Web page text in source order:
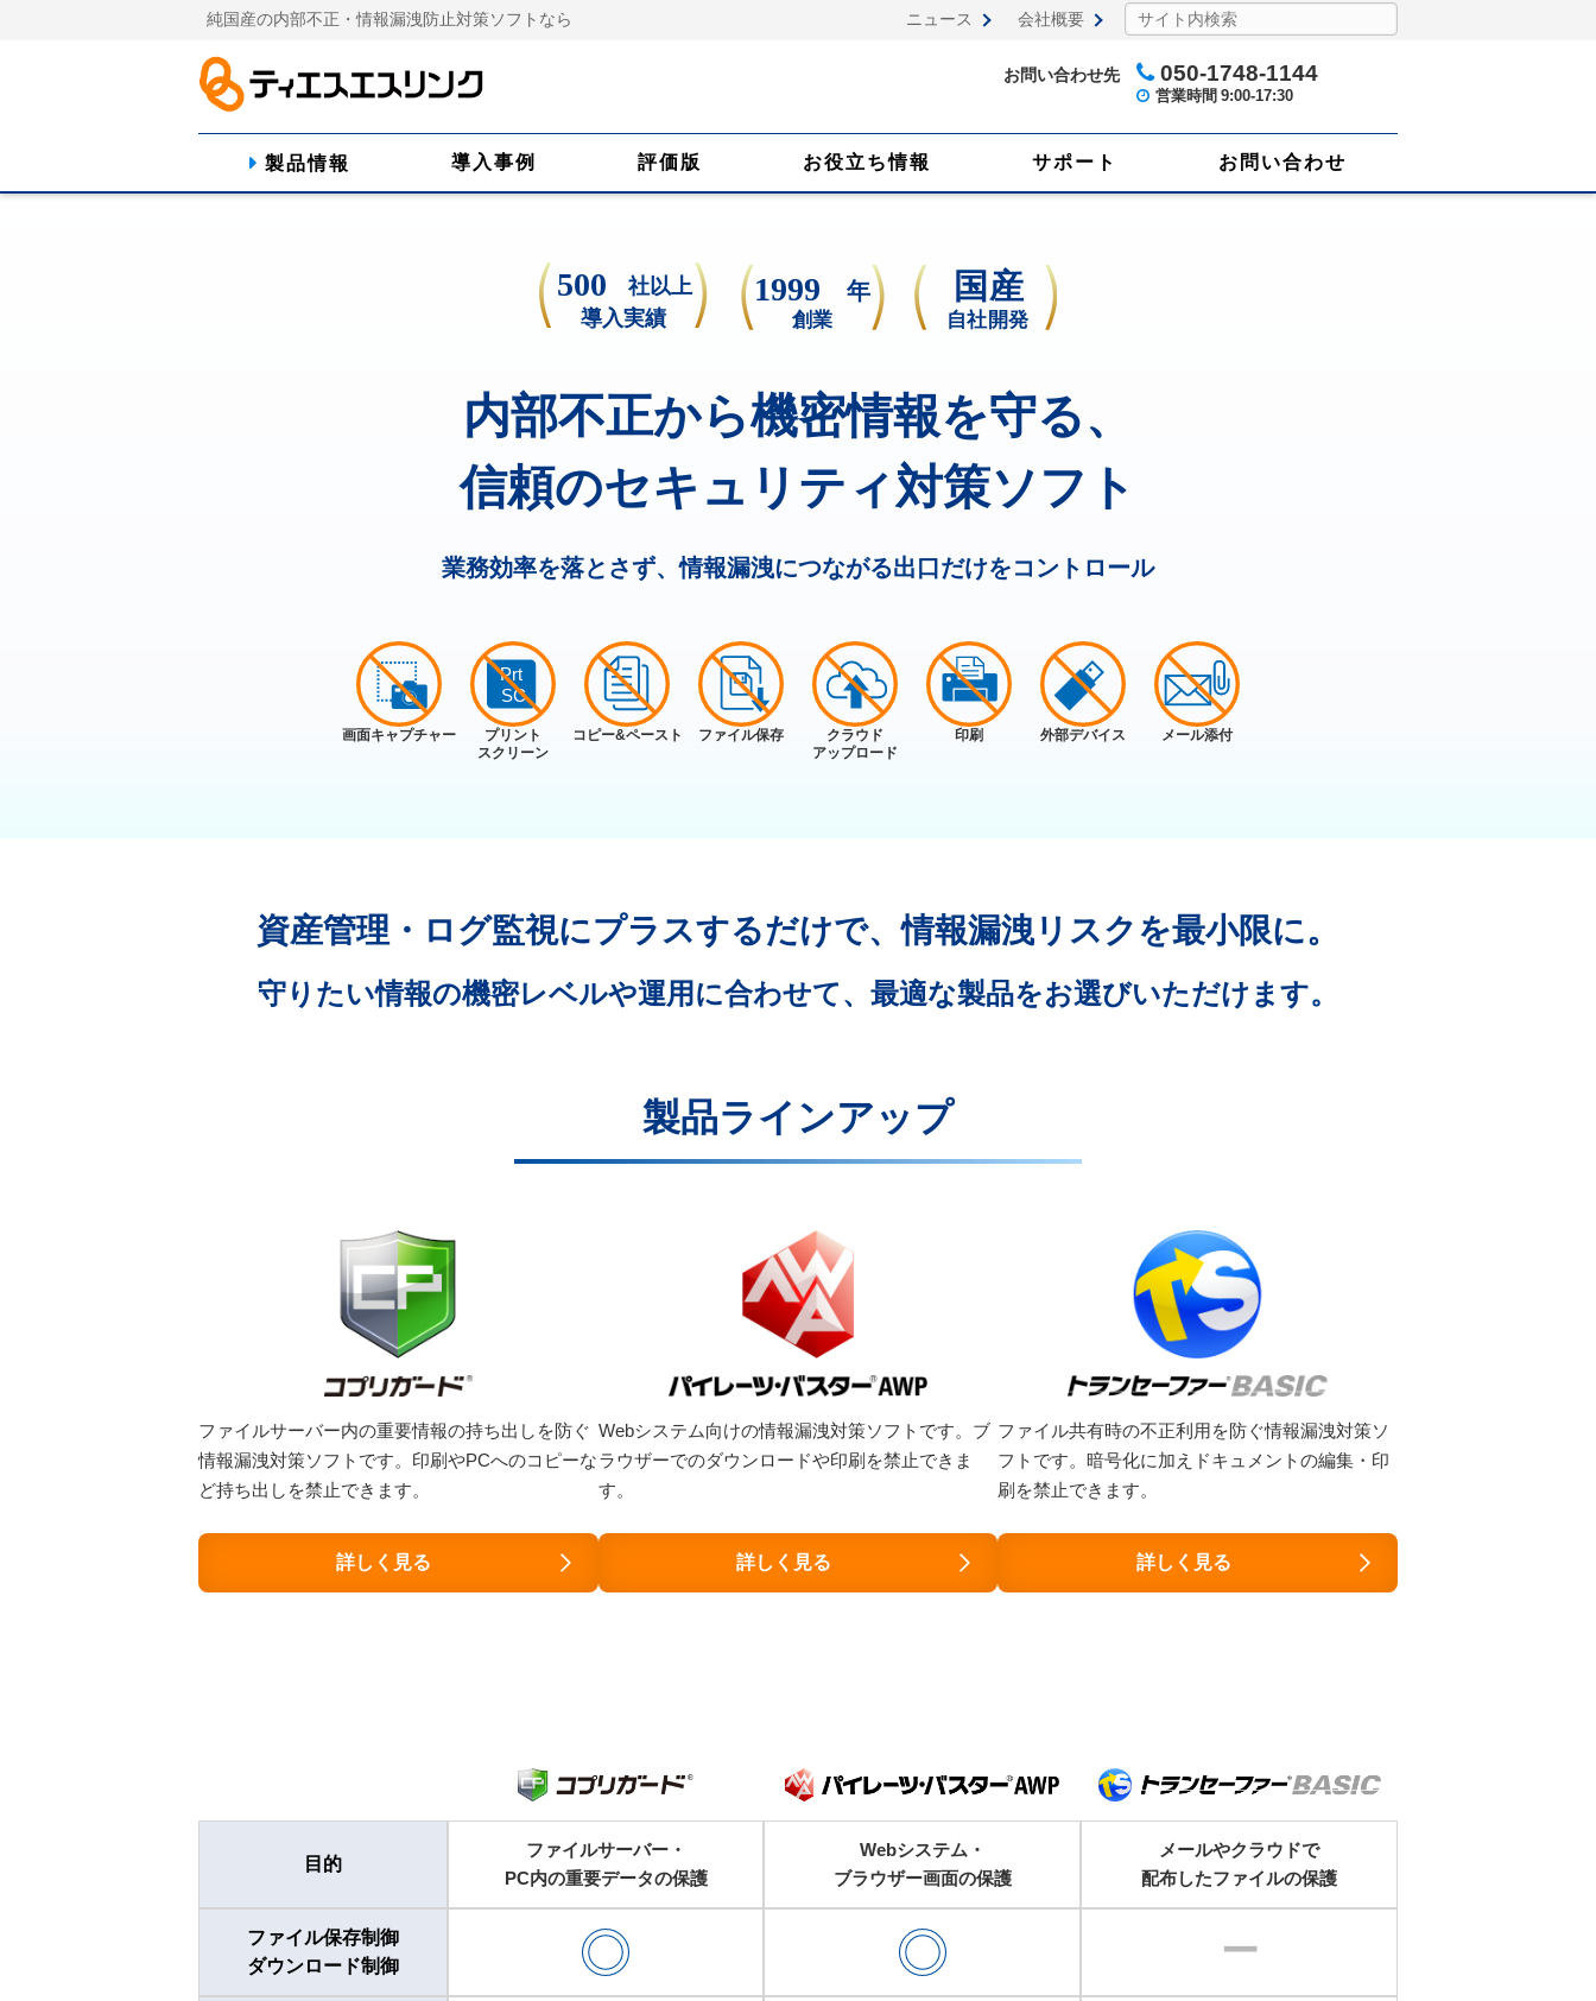
純国産の内部不正・情報漏洩防止対策ソフトなら ニュース 会社概要
お問い合わせ先 050-1748-1144
営業時間 9:00-17:30
製品情報 導入事例 評価版 お役立ち情報 サポート お問い合わせ
内部不正から機密情報を守る、
信頼のセキュリティ対策ソフト
業務効率を落とさず、情報漏洩につながる出口だけをコントロール
画面キャプチャー
プリント
スクリーン
コピー&ペースト ファイル保存
クラウド
アップロード
印刷 外部デバイス メール添付
資産管理・ログ監視にプラスするだけで、情報漏洩リスクを最小限に。
守りたい情報の機密レベルや運用に合わせて、 最適な製品をお選びいただけます。
製品ラインアップ
ファイルサーバー内の重要情報の持ち出しを防ぐ
情報漏洩対策ソフトです。印刷やPCへのコピーな
ど持ち出しを禁止できます。
詳しく見る
Webシステム向けの情報漏洩対策ソフトです。ブ
ラウザーでのダウンロードや印刷を禁止できま
す。
詳しく見る
ファイル共有時の不正利用を防ぐ情報漏洩対策ソ
フトです。暗号化に加えドキュメントの編集・印
刷を禁止できます。
詳しく見る
目的
ファイルサーバー・
PC内の重要データの保護
Webシステム・
ブラウザー画面の保護
メールやクラウドで
配布したファイルの保護
ファイル保存制御
ダウンロード制御
ー